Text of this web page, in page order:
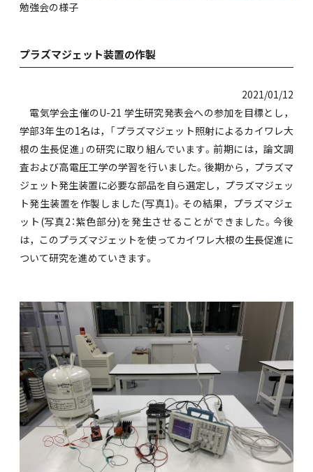
勉強会の様子
プラズマジェット装置の作製
2021/01/12
電気学会主催のU-21 学生研究発表会への参加を目標とし，
学部3年生の1名は，「プラズマジェット照射によるカイワレ大
根の生長促進」の研究に取り組んでいます。前期には，論文調
査および高電圧工学の学習を行いました。後期から，プラズマ
ジェット発生装置に必要な部品を自ら選定し，プラズマジェッ
ト発生装置を作製しました(写真1)。その結果，プラズマジェ
ット(写真2：紫色部分)を発生させることができました。今後
は，このプラズマジェットを使ってカイワレ大根の生長促進に
ついて研究を進めていきます。